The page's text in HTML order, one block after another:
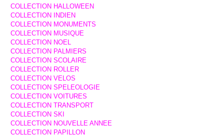
COLLECTION HALLOWEEN
COLLECTION INDIEN
COLLECTION MONUMENTS
COLLECTION MUSIQUE
COLLECTION NOEL
COLLECTION PALMIERS
COLLECTION SCOLAIRE
COLLECTION ROLLER
COLLECTION VELOS
COLLECTION SPELEOLOGIE
COLLECTION VOITURES
COLLECTION TRANSPORT
COLLECTION SKI
COLLECTION NOUVELLE ANNEE
COLLECTION PAPILLON